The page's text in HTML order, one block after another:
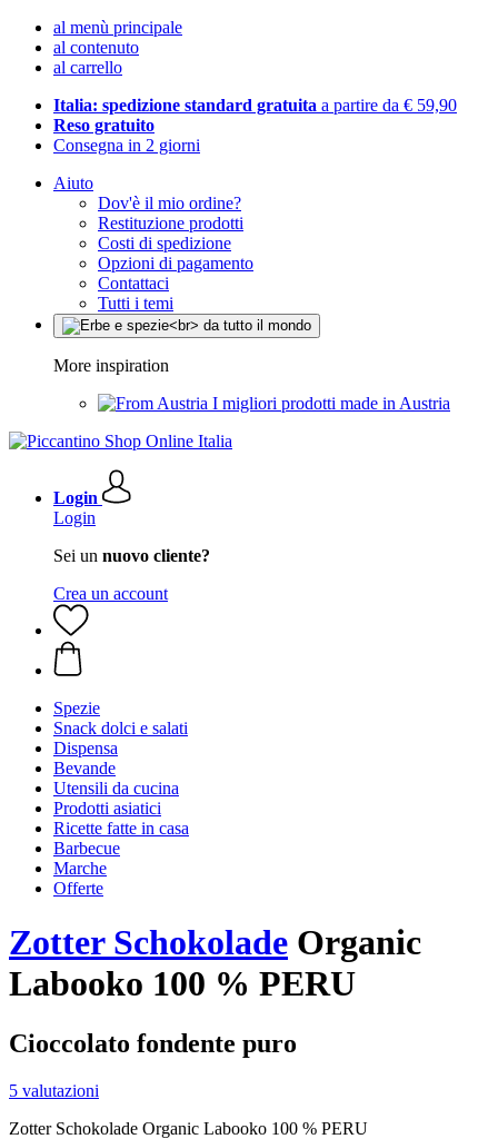
al menù principale
al contenuto
al carrello
Italia: spedizione standard gratuita a partire da € 59,90
Reso gratuito
Consegna in 2 giorni
Aiuto
Dov'è il mio ordine?
Restituzione prodotti
Costi di spedizione
Opzioni di pagamento
Contattaci
Tutti i temi
More inspiration
I migliori prodotti made in Austria
Login
Login
Sei un nuovo cliente?
Crea un account
Spezie
Snack dolci e salati
Dispensa
Bevande
Utensili da cucina
Prodotti asiatici
Ricette fatte in casa
Barbecue
Marche
Offerte
Zotter Schokolade Organic
Labooko 100 % PERU
Cioccolato fondente puro
5 valutazioni
Zotter Schokolade Organic Labooko 100 % PERU